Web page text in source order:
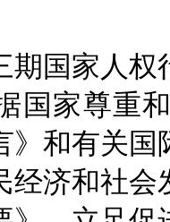
国家人权
国家尊重
》和有关
经济和社